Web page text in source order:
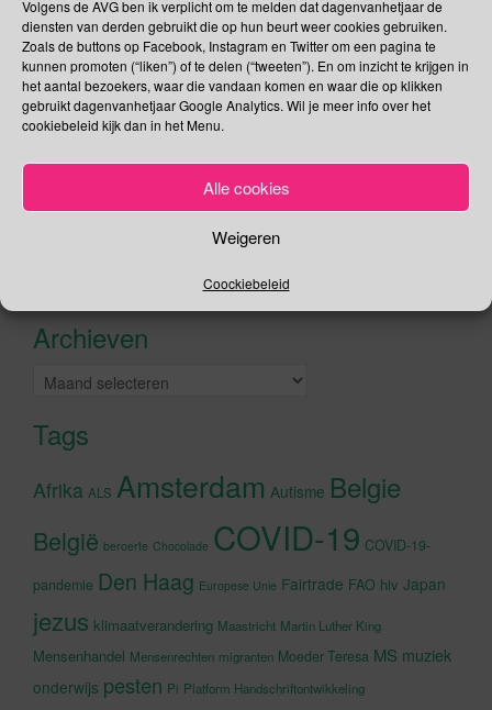
Volgens de AVG ben ik verplicht om te melden dat dagenvanhetjaar de
diensten van derden gebruikt die op hun beurt weer cookies gebruiken.
Zoals de buttons op Facebook, Instagram en Twitter om een pagina te
kunnen promoten (“liken”) of te delen (“tweeten”). En om inzicht te krijgen in
het aantal bezoekers, waar die vandaan komen en waar die op klikken
gebruikt dagenvanhetjaar Google Analytics. Wil je meer info over het
cookiebeleid kijk dan in het Menu.
Alle cookies
Weigeren
Coockiebeleid
Social Media
Je kunt me volgen op
Recente tweetsKlik om marketing cookies te
accepteren en deze inhoud in te
Archieven
Archieven
Tags
Afrika ALS Amsterdam Autisme Belgie
België beroerte Chocolade COVID-19 COVID-19-
pandemie Den Haag Europese Unie Fairtrade FAO hiv Japan
jezus klimaatverandering Maastricht Martin Luther King
Mensenhandel Mensenrechten migranten Moeder Teresa MS muziek
onderwijs pesten Pi Platform Handschriftontwikkeling